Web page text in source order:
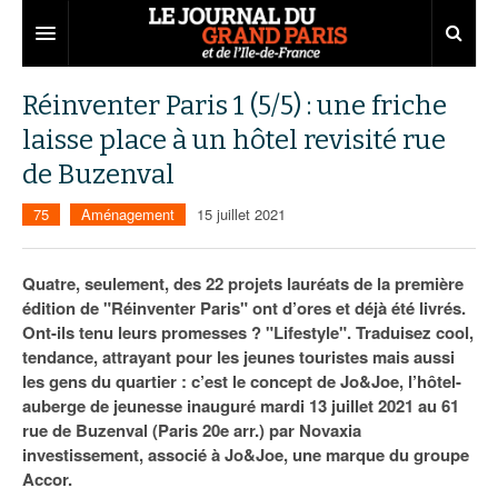
Territoires
Aménagement
Collectivités
Services urbains
Entreprises
Développement économique
Attractivité
Innovation
Transport
Marchés publics
Départements
77
78
91
92
Nominations
Portraits
Agenda
Les Assises du Grand Paris
Éditions précédentes
Le podcast
Ecouter les épisodes
Lire les résumés
Réinventer Paris 1 (5/5) : une friche
laisse place à un hôtel revisité rue
de Buzenval
75 Aménagement 15 juillet 2021
Quatre, seulement, des 22 projets lauréats de la première
édition de "Réinventer Paris" ont d’ores et déjà été livrés.
Ont-ils tenu leurs promesses ? "Lifestyle". Traduisez cool,
tendance, attrayant pour les jeunes touristes mais aussi
les gens du quartier : c’est le concept de Jo&Joe, l’hôtel-
auberge de jeunesse inauguré mardi 13 juillet 2021 au 61
rue de Buzenval (Paris 20e arr.) par Novaxia
investissement, associé à Jo&Joe, une marque du groupe
Accor.